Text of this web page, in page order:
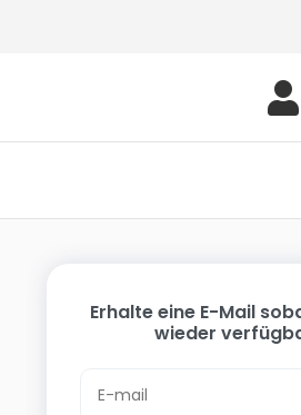
Erhalte eine E-Mail
wieder